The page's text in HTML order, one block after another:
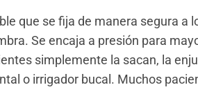
que se fija de manera segura a
Se encaja a presión para
simplemente la sacan, la
o irrigador bucal. Muchos